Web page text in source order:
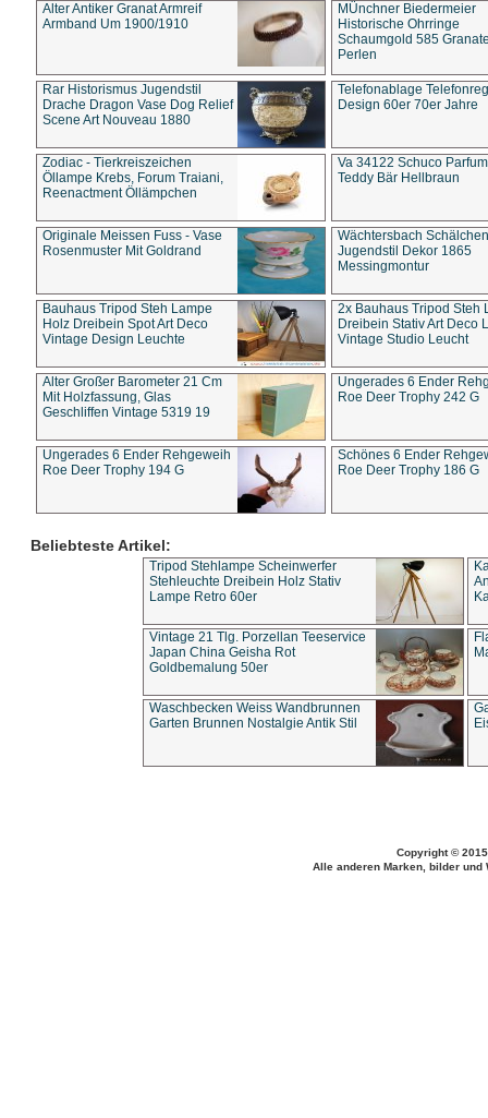
Alter Antiker Granat Armreif
Armband Um 1900/1910
MÜnchner Biedermeier
Historische Ohrringe
Schaumgold 585
Perlen
Rar Historismus Jugendstil
Drache Dragon Vase Dog Relief
Scene Art Nouveau 1880
Telefonablage
Design 60er 70er Jahre
Zodiac - Tierkreiszeichen
Öllampe Krebs, Forum Traiani,
Reenactment Öllämpchen
Va 34122 Schuco
Teddy Bär Hellbraun
Originale Meissen Fuss - Vase
Rosenmuster Mit Goldrand
Wächtersbach Schälchen
Jugendstil Dekor 1865
Messingmontur
Bauhaus Tripod Steh Lampe
Holz Dreibein Spot Art Deco
Vintage Design Leuchte
2x Bauhaus Tripod Steh
Dreibein Stativ Art Deco
Vintage Studio Leucht
Alter Großer Barometer 21 Cm
Mit Holzfassung, Glas
Geschliffen Vintage 5319 19
Ungerades 6 Ender
Roe Deer Trophy 242 G
Ungerades 6 Ender Rehgeweih
Roe Deer Trophy 194 G
Schönes 6 Ender
Roe Deer Trophy 186 G
Beliebteste Artikel:
Tripod Stehlampe Scheinwerfer
Stehleuchte Dreibein Holz Stativ
Lampe Retro 60er
Vintage 21 Tlg. Porzellan Teeservice
Japan China Geisha Rot
Goldbemalung 50er
Waschbecken Weiss Wandbrunnen
Garten Brunnen Nostalgie Antik Stil
Copyright ©
Alle anderen Marken, bilder und